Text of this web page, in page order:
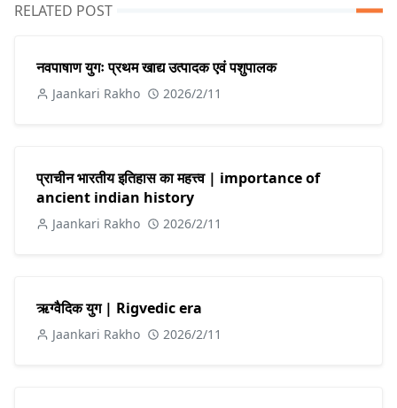
RELATED POST
नवपाषाण युगः प्रथम खाद्य उत्पादक एवं पशुपालक
Jaankari Rakho 2026/2/11
प्राचीन भारतीय इतिहास का महत्त्व | importance of
ancient indian history
Jaankari Rakho 2026/2/11
ऋग्वैदिक युग | Rigvedic era
Jaankari Rakho 2026/2/11